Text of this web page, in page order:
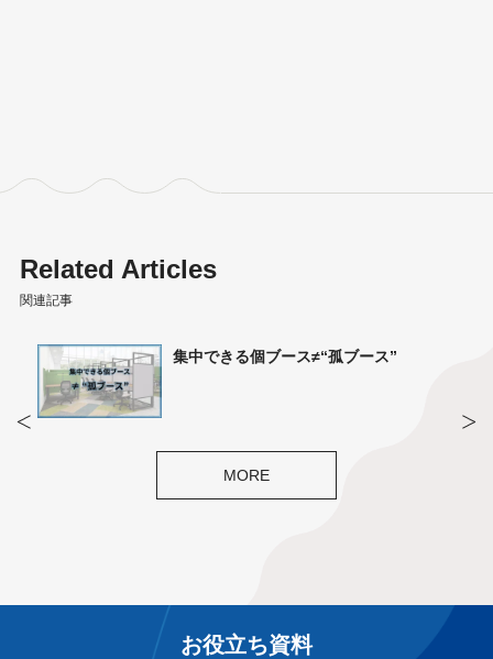
Related Articles
関連記事
集中できる個ブース≠“孤ブース”
MORE
お役立ち資料